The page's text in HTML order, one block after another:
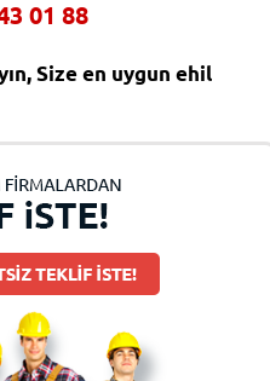
01 88
Size en uygun ehil